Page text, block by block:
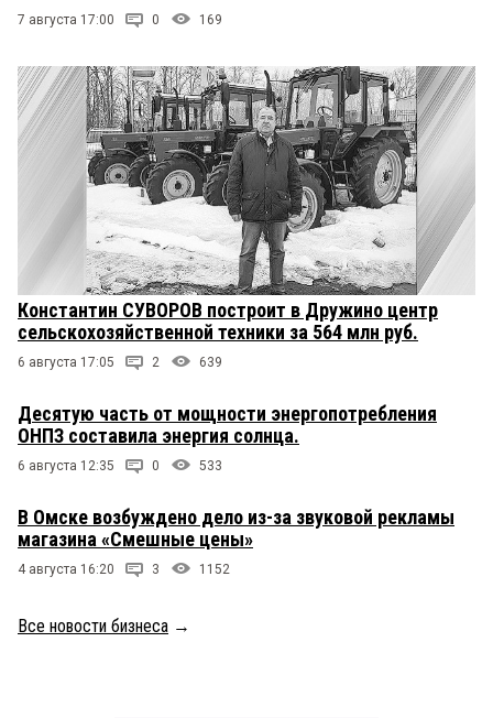
7 августа 17:00 0 169
Константин СУВОРОВ построит в Дружино центр
сельскохозяйственной техники за 564 млн руб.
6 августа 17:05 2 639
Десятую часть от мощности энергопотребления
ОНПЗ составила энергия солнца.
6 августа 12:35 0 533
В Омске возбуждено дело из-за звуковой рекламы
магазина «Смешные цены»
4 августа 16:20 3 1152
Все новости бизнеса →